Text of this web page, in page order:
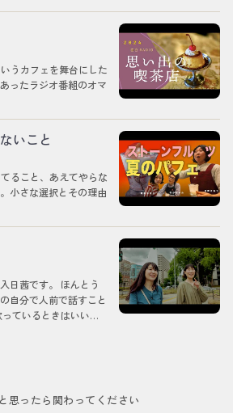
うカフェを舞台にした
ったラジオ番組のオマ
いこと
ること、あえてやらな
小さな選択とその理由
日茜です。 ほんとう
自分で人前で話すこと
ているときはいいの
のままお見せできたら
思ったら関わってください